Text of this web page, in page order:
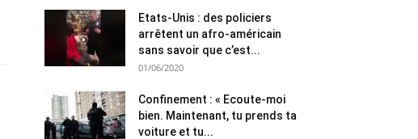
Etats-Unis : des policiers
arrêtent un afro-américain
sans savoir que c’est...
01/06/2020
Confinement : « Ecoute-moi
bien. Maintenant, tu prends ta
voiture et tu...